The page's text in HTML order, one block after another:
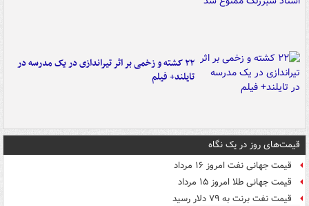
۲۲ کشته و زخمی بر اثر تیراندازی در یک مدرسه در
تایلند+ فیلم
قیمت‌های روز در یک نگاه
قیمت جهانی نفت امروز ۱۶ مرداد
قیمت جهانی طلا امروز ۱۵ مرداد
قیمت نفت برنت به ۷۹ دلار رسید